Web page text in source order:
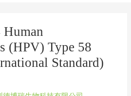
(HPV) Type 58
Standard)